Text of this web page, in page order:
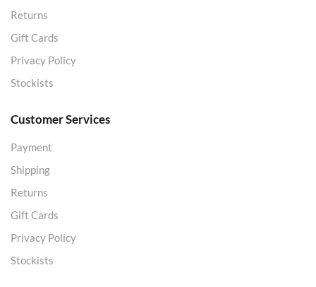
Returns
Gift Cards
Privacy Policy
Stockists
Customer Services
Payment
Shipping
Returns
Gift Cards
Privacy Policy
Stockists